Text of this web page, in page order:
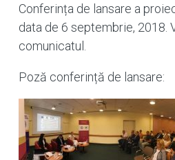
Conferința de lansare a
data de 6 septembrie, 2018.
comunicatul.
Poză conferință de lansare: